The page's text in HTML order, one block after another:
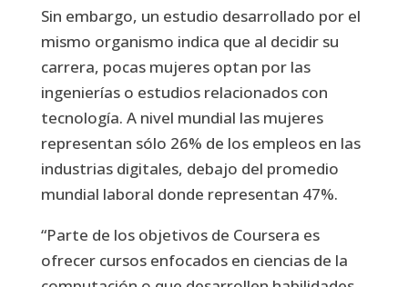
Sin embargo, un estudio desarrollado por el
mismo organismo indica que al decidir su
carrera, pocas mujeres optan por las
ingenierías o estudios relacionados con
tecnología. A nivel mundial las mujeres
representan sólo 26% de los empleos en las
industrias digitales, debajo del promedio
mundial laboral donde representan 47%.
“Parte de los objetivos de Coursera es
ofrecer cursos enfocados en ciencias de la